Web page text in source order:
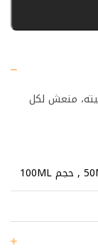
منعش لكل
, حجم 100ML